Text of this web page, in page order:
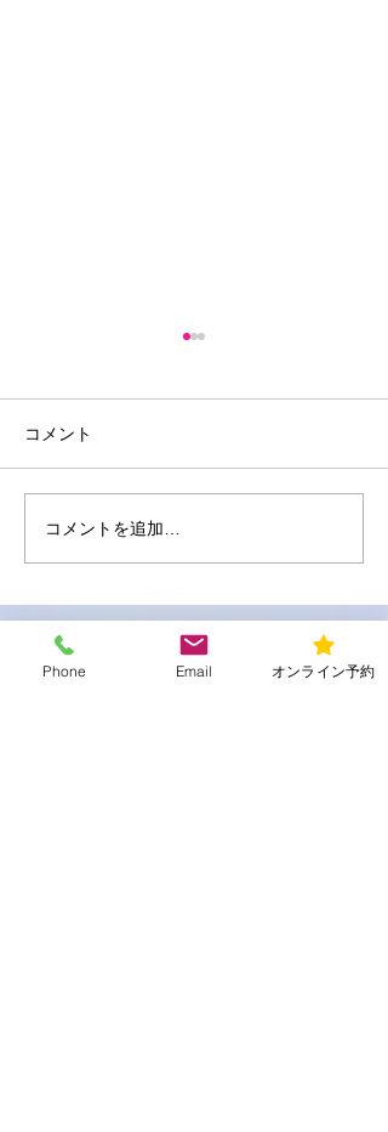
海の日と楽しむ水辺のア
クティビティ
コメント
コメントを追加…
診療時間
平日
Phone Email オンライン予約